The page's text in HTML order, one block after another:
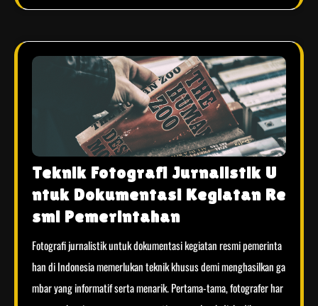
Teknik Fotografi Jurnalistik U
ntuk Dokumentasi Kegiatan Re
smi Pemerintahan
Fotografi jurnalistik untuk dokumentasi kegiatan resmi pemerinta
han di Indonesia memerlukan teknik khusus demi menghasilkan ga
mbar yang informatif serta menarik. Pertama-tama, fotografer har